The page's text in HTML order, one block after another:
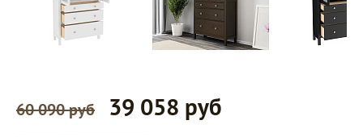
60 090 руб 39 058 руб